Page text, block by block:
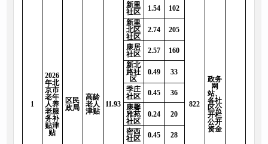
1
2026
年北
京市
老年
人养
老服
务补
贴津
贴
区民
政局
高龄
老人
津贴
11.93 822
政务
网
站、
各社
区公
开栏
公开
资金
新里
社区
1.54
102
新里
北区
社区
2.74 205
康居
社区
2.57
160
新北
路社
区
0.49 33
季庄
社区
0.45
36
康馨
雅苑
社区
0.24 20
密西
社区
0.45
28